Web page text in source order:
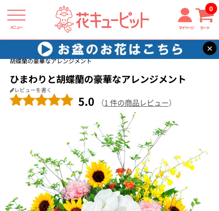
メニュー マイページ カート
0
×
花キューピット 新築引っ越し祝い
【新築引っ越し祝い】ひまわりと
胡蝶蘭の豪華なアレンジメント
ひまわりと胡蝶蘭の豪華なアレンジメント
レビューを書く
5.0 （1 件の商品レビュー）